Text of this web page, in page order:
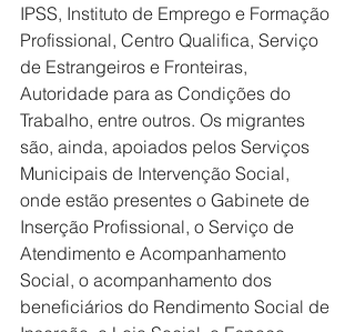
IPSS, Instituto de Emprego e Formação
Profissional, Centro Qualifica, Serviço
de Estrangeiros e Fronteiras,
Autoridade para as Condições do
Trabalho, entre outros. Os migrantes
são, ainda, apoiados pelos Serviços
Municipais de Intervenção Social,
onde estão presentes o Gabinete de
Inserção Profissional, o Serviço de
Atendimento e Acompanhamento
Social, o acompanhamento dos
beneficiários do Rendimento Social de